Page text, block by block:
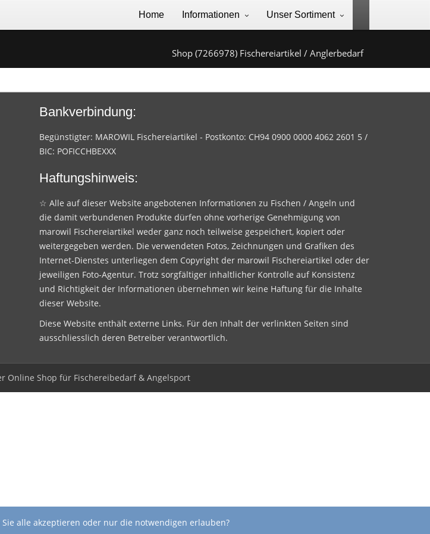
Home Informationen Unser Sortiment
Shop (7266978) Fischereiartikel / Anglerbedarf
Bankverbindung:
Begünstigter: MAROWIL Fischereiartikel - Postkonto: CH94 0900 0000 4062 2601 5 /
BIC: POFICCHBEXXX
Haftungshinweis:
☆ Alle auf dieser Website angebotenen Informationen zu Fischen / Angeln und
die damit verbundenen Produkte dürfen ohne vorherige Genehmigung von
marowil Fischereiartikel weder ganz noch teilweise gespeichert, kopiert oder
weitergegeben werden. Die verwendeten Fotos, Zeichnungen und Grafiken des
Internet-Dienstes unterliegen dem Copyright der marowil Fischereiartikel oder der
jeweiligen Foto-Agentur. Trotz sorgfältiger inhaltlicher Kontrolle auf Konsistenz
und Richtigkeit der Informationen übernehmen wir keine Haftung für die Inhalte
dieser Website.
Diese Website enthält externe Links. Für den Inhalt der verlinkten Seiten sind
ausschliesslich deren Betreiber verantwortlich.
Online Shop für Fischereibedarf & Angelsport
alle akzeptieren oder nur die notwendigen erlauben?